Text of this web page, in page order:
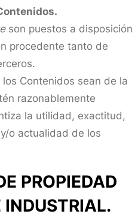
son puestos a disposición
procedente tanto de
los Contenidos sean de la
razonablemente
la utilidad, exactitud,
o actualidad de los
PROPIEDAD